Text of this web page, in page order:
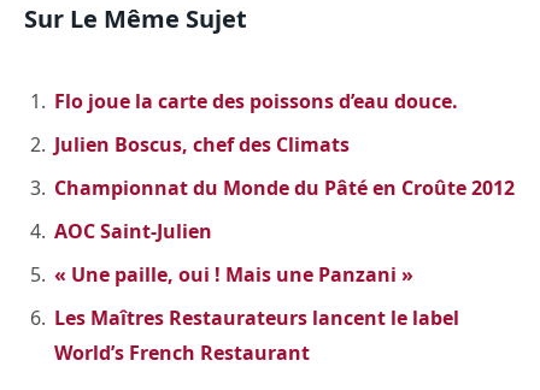
Sur Le Même Sujet
Flo joue la carte des poissons d’eau douce.
Julien Boscus, chef des Climats
Championnat du Monde du Pâté en Croûte 2012
AOC Saint-Julien
« Une paille, oui ! Mais une Panzani »
Les Maîtres Restaurateurs lancent le label
World’s French Restaurant